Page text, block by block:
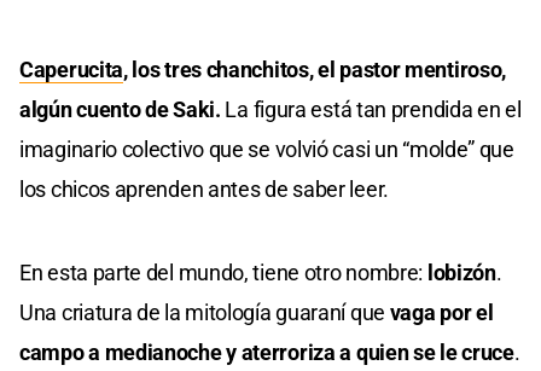
Caperucita, los tres chanchitos, el pastor mentiroso,
algún cuento de Saki. La figura está tan prendida en el
imaginario colectivo que se volvió casi un “molde” que
los chicos aprenden antes de saber leer.
En esta parte del mundo, tiene otro nombre: lobizón.
Una criatura de la mitología guaraní que vaga por el
campo a medianoche y aterroriza a quien se le cruce.